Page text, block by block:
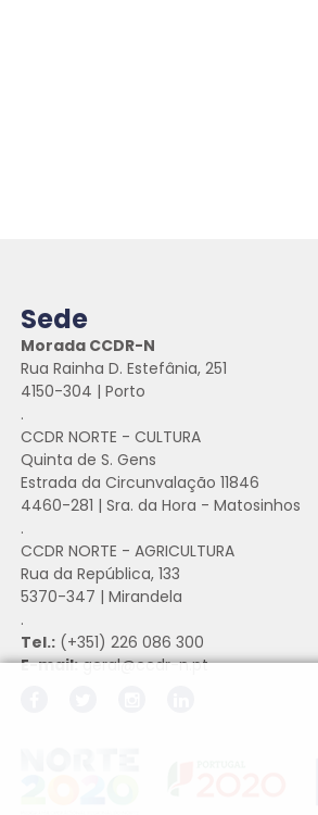
Sede
Morada CCDR-N
Rua Rainha D. Estefânia, 251
4150-304 | Porto
.
CCDR NORTE - CULTURA
Quinta de S. Gens
Estrada da Circunvalação 11846
4460-281 | Sra. da Hora - Matosinhos
.
CCDR NORTE - AGRICULTURA
Rua da República, 133
5370-347 | Mirandela
.
Tel.: (+351) 226 086 300
E-mail:geral@ccdr-n.pt